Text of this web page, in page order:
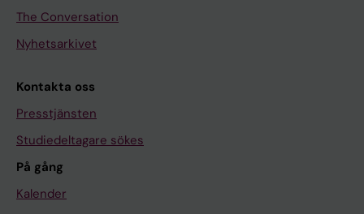
The Conversation
Nyhetsarkivet
Kontakta oss
Presstjänsten
Studiedeltagare sökes
På gång
Kalender